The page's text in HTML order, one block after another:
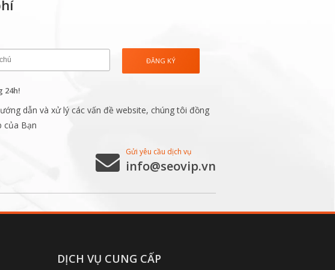
24h!
dẫn và xử lý các vấn đề website, chúng tôi đồng
của Bạn
Gửi yêu cầu dịch vụ
info@seovip.vn
DỊCH VỤ CUNG CẤP